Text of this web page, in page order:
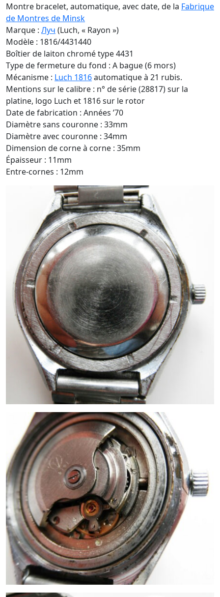
Montre bracelet, automatique, avec date, de la Fabrique
de Montres de Minsk
Marque : Луч (Luch, « Rayon »)
Modèle : 1816/4431440
Boîtier de laiton chromé type 4431
Type de fermeture du fond : A bague (6 mors)
Mécanisme : Luch 1816automatique à 21 rubis.
Mentions sur le calibre : n° de série (28817) sur la
platine, logo Luch et 1816 sur le rotor
Date de fabrication : Années ’70
Diamètre sans couronne : 33mm
Diamètre avec couronne : 34mm
Dimension de corne à corne : 35mm
Épaisseur : 11mm
Entre-cornes : 12mm